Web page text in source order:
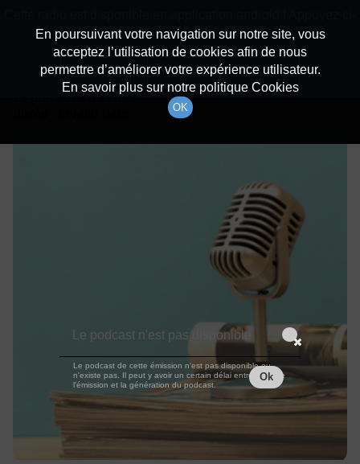
Détails De L'épisode
à 21h59
En poursuivant votre navigation sur notre site, vous
acceptez l’utilisation de cookies afin de nous
permettre d’améliorer votre expérience utilisateur.
En savoir plus sur notre politique Cookies
OK
dessous pour l'installer.
Non merci Télécharger l'application
Le podcast n'est pas disponible
Le podcast de cette émission n'est pas disponible ou
n'existe pas. Il peut y avoir un certain délai entre la fin de
l'émission et la génération du podcast.
Ok